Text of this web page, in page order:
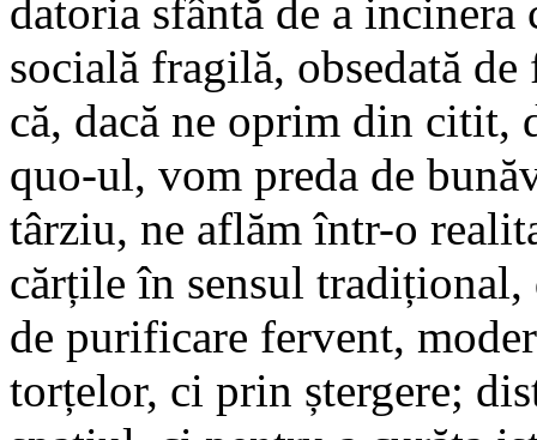
datoria sfântă de a
socială fragilă, obsedată
că, dacă ne oprim din citit,
quo-ul, vom preda de
târziu, ne aflăm într-o
cărțile în sensul
de purificare fervent,
torțelor, ci prin ștergere;